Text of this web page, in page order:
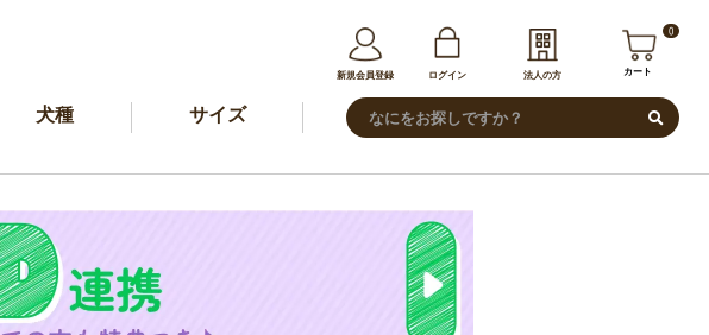
新規会員登録 ログイン 法人の方
0
カート
犬種 サイズ